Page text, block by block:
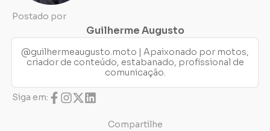
Postado por
Guilherme Augusto
@guilhermeaugusto.moto | Apaixonado por motos,
criador de conteúdo, estabanado, profissional de
comunicação.
Siga em:
Compartilhe